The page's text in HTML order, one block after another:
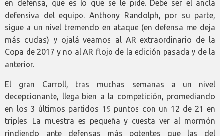
en defensa, que es lo que se le pide. Debe ser el ancla
defensiva del equipo. Anthony Randolph, por su parte,
sigue a un nivel tremendo en ataque (en defensa me deja
más dudas) y ojalá veamos al AR extraordinario de la
Copa de 2017 y no al AR flojo de la edición pasada y de la
anterior.
El gran Carroll, tras muchas semanas a un nivel
decepcionante, llega bien a la competición, promediando
en los 3 últimos partidos 19 puntos con un 12 de 21 en
triples. La muestra es pequeña y cuesta ver al mormón
rindiendo ante defensas más potentes que las del